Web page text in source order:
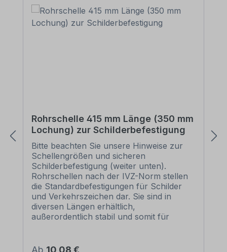
Rohrschelle 415 mm Länge (350 mm
Lochung) zur Schilderbefestigung
Bitte beachten Sie unsere Hinweise zur
Schellengrößen und sicheren
Schilderbefestigung (weiter unten).
Rohrschellen nach der IVZ-Norm stellen
die Standardbefestigungen für Schilder
und Verkehrszeichen dar. Sie sind in
diversen Längen erhältlich,
außerordentlich stabil und somit für
eine sichere Befestigung von Schildern mit
Regulärer Preis:
Ab 10,08 €